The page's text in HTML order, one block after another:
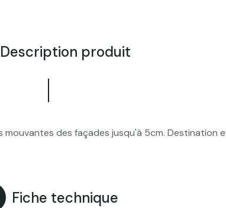
Description produit
des façades jusqu'à 5cm. Destination
Fiche technique